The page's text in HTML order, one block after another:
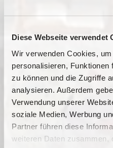
Diese Webseite verwendet
Wir verwenden Cookies,
personalisieren, Funktionen
zu können und die Zugriffe
analysieren. Außerdem
Verwendung unserer
soziale Medien, Werbung
Partner führen diese
weiteren Daten zusammen,
Dies